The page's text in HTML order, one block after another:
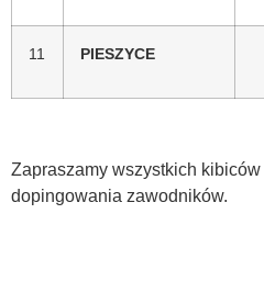
11 PIESZYCE
Zapraszamy wszystkich
dopingowania zawodników.